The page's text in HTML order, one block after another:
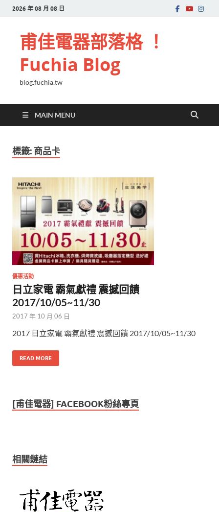
2026 年 08 月 08 日
甫佳電器部落格 ！
Fuchia Blog
blog.fuchia.tw
MAIN MENU
標籤: 商品卡
優惠活動
日立家電 霸氣獻禮 震撼回饋
2017/10/05~11/30
2017 年 10 月 06 日
2017 日立家電 霸氣獻禮 震撼回饋 2017/10/05~11/30
READ MORE
[甫佳電器] FACEBOOK粉絲專頁
相關鏈結